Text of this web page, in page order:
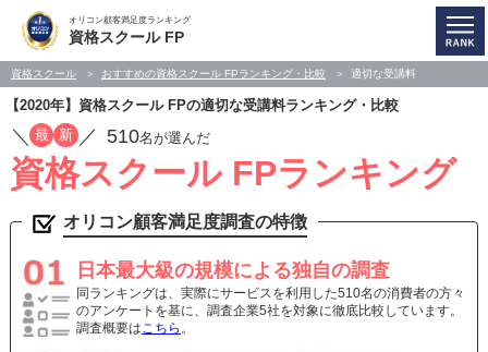
オリコン顧客満足度ランキング
資格スクール FP
資格スクール おすすめの資格スクール FPランキング・比較 適切な受講料
【2020年】資格スクール FPの適切な受講料ランキング・比較
／ 最 新 ／ 510名が選んだ
資格スクール FPランキング
オリコン顧客満足度調査の特徴
日本最大級の規模による独自の調査
同ランキングは、実際にサービスを利用した510名の消費者の方々
のアンケートを基に、調査企業5社を対象に徹底比較しています。
調査概要はこちら 。